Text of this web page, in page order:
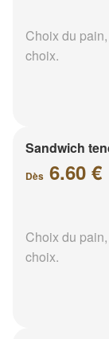
Choix du
choix.
Sandwich
Dès 6.60 €
Choix du
choix.